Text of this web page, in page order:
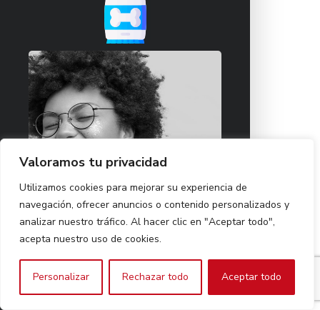
Valoramos tu privacidad
Utilizamos cookies para mejorar su experiencia de
navegación, ofrecer anuncios o contenido personalizados y
analizar nuestro tráfico. Al hacer clic en "Aceptar todo",
acepta nuestro uso de cookies.
Personalizar Rechazar todo Aceptar todo